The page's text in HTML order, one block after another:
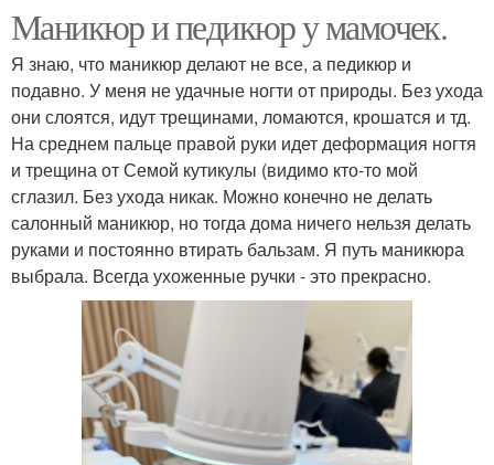
Маникюр и педикюр у мамочек.
Я знаю, что маникюр делают не все, а педикюр и
подавно. У меня не удачные ногти от природы. Без ухода
они слоятся, идут трещинами, ломаются, крошатся и тд.
На среднем пальце правой руки идет деформация ногтя
и трещина от Семой кутикулы (видимо кто-то мой
сглазил. Без ухода никак. Можно конечно не делать
салонный маникюр, но тогда дома ничего нельзя делать
руками и постоянно втирать бальзам. Я путь маникюра
выбрала. Всегда ухоженные ручки - это прекрасно.